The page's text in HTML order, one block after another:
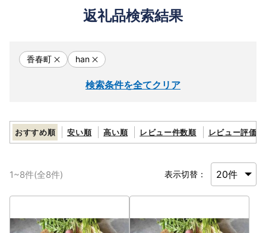
返礼品検索結果
香春町 han
検索条件を全てクリア
おすすめ順 安い順 高い順 レビュー件数順 レビュー評価順
1~8件(全8件) 表示切替：